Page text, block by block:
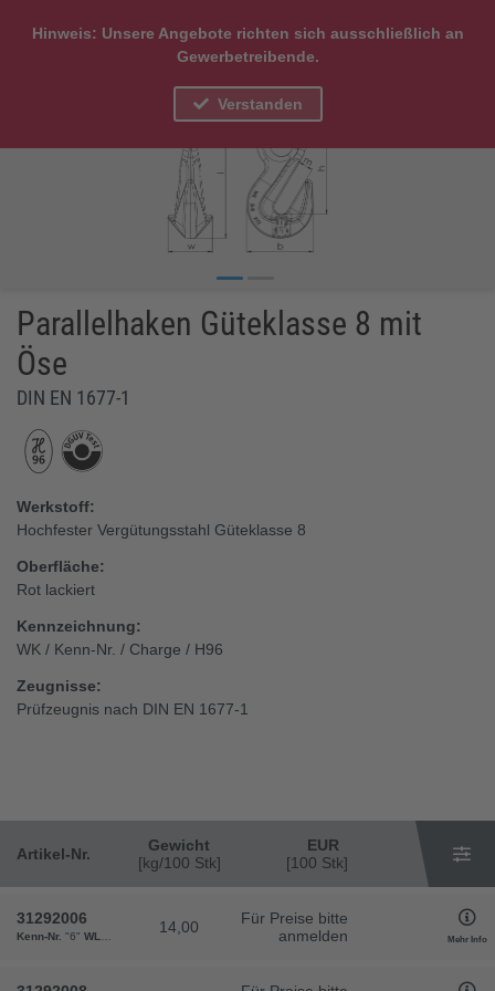
Hinweis: Unsere Angebote richten sich ausschließlich an
Gewerbetreibende.
Verstanden
Parallelhaken Güteklasse 8 mit
Öse
DIN EN 1677-1
Werkstoff:
Hochfester Vergütungsstahl Güteklasse 8
Oberfläche:
Rot lackiert
Kennzeichnung:
WK / Kenn-Nr. / Charge / H96
Zeugnisse:
Prüfzeugnis nach DIN EN 1677-1
Artikel-Nr.
Gewicht
[kg/100 Stk]
EUR
[100 Stk]
31292006
Kenn-Nr. "6" WLL "1,12" "43"d1"14,5" "30,5"h"47" l"73" Gewicht"14"
14,00
Für Preise bitte
anmelden
Mehr Info